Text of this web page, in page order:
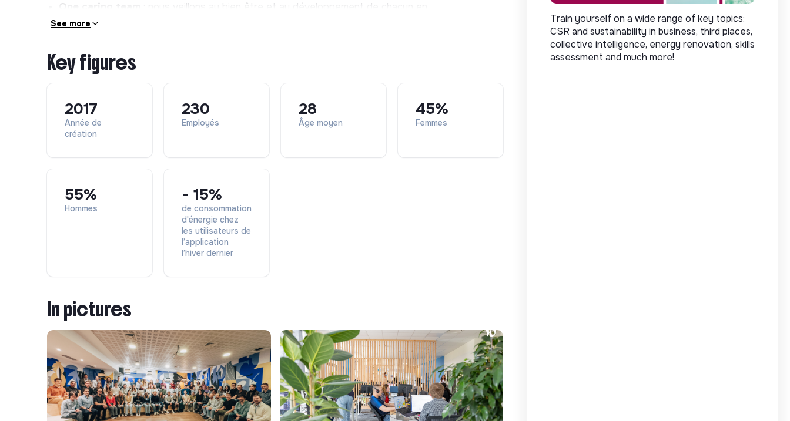
One caring team
: nous veillons au bien être et au développement de chacun en
fondant nos relations sur l’humilité et l'honnêteté.
See more
Key figures
2017
Année de
création
230
Employés
28
Âge moyen
45%
Femmes
55%
Hommes
- 15%
de consommation
d'énergie chez
les utilisateurs de
l’application
l’hiver dernier
In pictures
Train yourself on a wide range of key topics:
CSR and sustainability in business, third places,
collective intelligence, energy renovation, skills
assessment and much more!